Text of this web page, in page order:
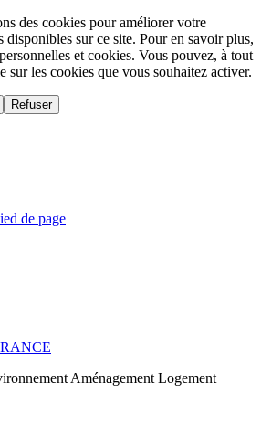
des cookies pour améliorer votre
disponibles sur ce site. Pour en savoir plus,
et cookies. Vous pouvez, à tout
sur les cookies que vous souhaitez activer.
Refuser
de page
Aménagement Logement